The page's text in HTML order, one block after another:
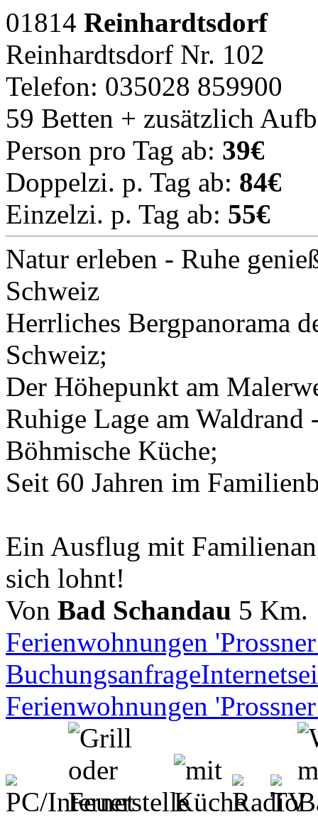
01814 Reinhardtsdorf
Reinhardtsdorf Nr. 102
Telefon: 035028 859900
59 Betten + zusätzlich
Person pro Tag ab: 39€
Doppelzi. p. Tag ab: 84€
Einzelzi. p. Tag ab: 55€
Natur erleben - Ruhe
Schweiz
Herrliches Bergpanorama
Schweiz;
Der Höhepunkt am
Ruhige Lage am Waldrand
Böhmische Küche;
Seit 60 Jahren im
Ein Ausflug mit
sich lohnt!
Von Bad Schandau 5 Km.
Ferienwohnungen
Buchungsanfrage
Ferienwohnungen